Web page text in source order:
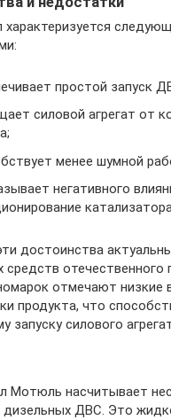
простой запуск
силовой агрегат от
менее шумной
негативного
достоинства
средств отечественного
отмечают низкие
продукта, что
запуску силового
Мотюль насчитывает
дизельных ДВС. Это